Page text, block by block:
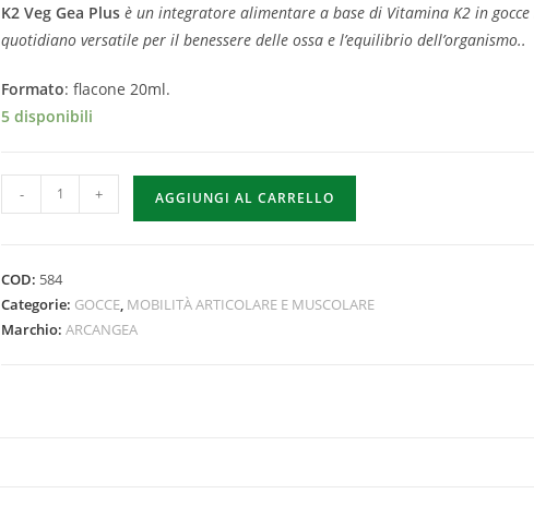
K2 Veg Gea Plus è un integratore alimentare a base di Vitamina K2 in
quotidiano versatile per il benessere delle ossa e l’equilibrio dell’organismo..
Formato: flacone 20ml.
5 disponibili
- + AGGIUNGI AL CARRELLO
COD: 584
Categorie: GOCCE, MOBILITÀ ARTICOLARE E MUSCOLARE
Marchio: ARCANGEA